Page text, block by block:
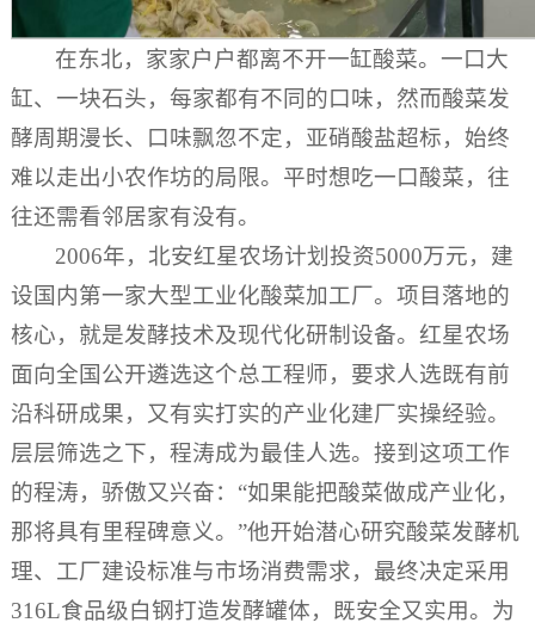
在东北，家家户户都离不开一缸酸菜。一口大
缸、一块石头，每家都有不同的口味，然而酸菜发
酵周期漫长、口味飘忽不定，亚硝酸盐超标，始终
难以走出小农作坊的局限。平时想吃一口酸菜，往
往还需看邻居家有没有。
2006年，北安红星农场计划投资5000万元，建
设国内第一家大型工业化酸菜加工厂。项目落地的
核心，就是发酵技术及现代化研制设备。红星农场
面向全国公开遴选这个总工程师，要求人选既有前
沿科研成果，又有实打实的产业化建厂实操经验。
层层筛选之下，程涛成为最佳人选。接到这项工作
的程涛，骄傲又兴奋：“如果能把酸菜做成产业化，
那将具有里程碑意义。”他开始潜心研究酸菜发酵机
理、工厂建设标准与市场消费需求，最终决定采用
316L食品级白钢打造发酵罐体，既安全又实用。为